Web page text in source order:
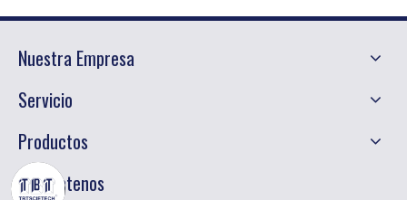
Nuestra Empresa
Servicio
Productos
Contáctenos